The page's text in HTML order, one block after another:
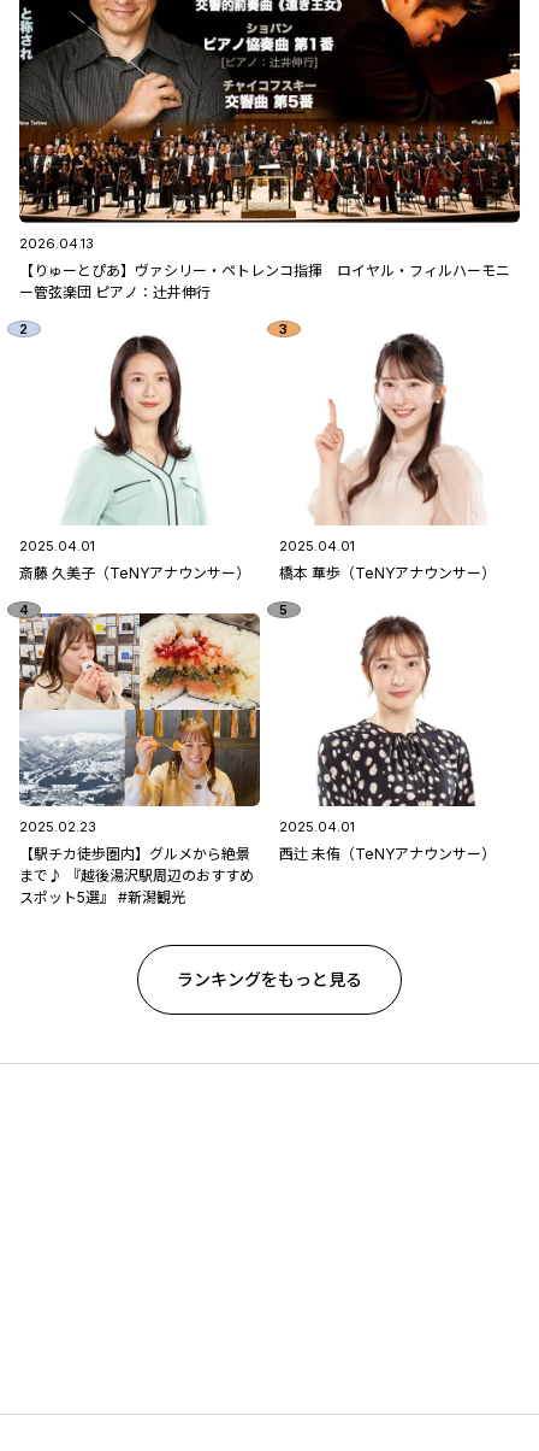
2026.04.13
【りゅーとぴあ】ヴァシリー・ペトレンコ指揮 ロイヤル・フィルハーモニ
ー管弦楽団 ピアノ：辻󠄀井伸行
2025.04.01
斎藤 久美子（TeNYアナウンサー）
2025.04.01
橋本 華歩（TeNYアナウンサー）
2025.02.23
【駅チカ徒歩圏内】グルメから絶景
まで♪ 『越後湯沢駅周辺のおすすめ
スポット5選』 #新潟観光
2025.04.01
西辻 未侑（TeNYアナウンサー）
ランキングをもっと見る